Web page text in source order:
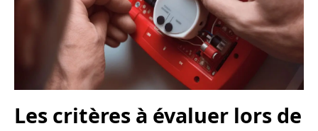
Les critères à évaluer lors de